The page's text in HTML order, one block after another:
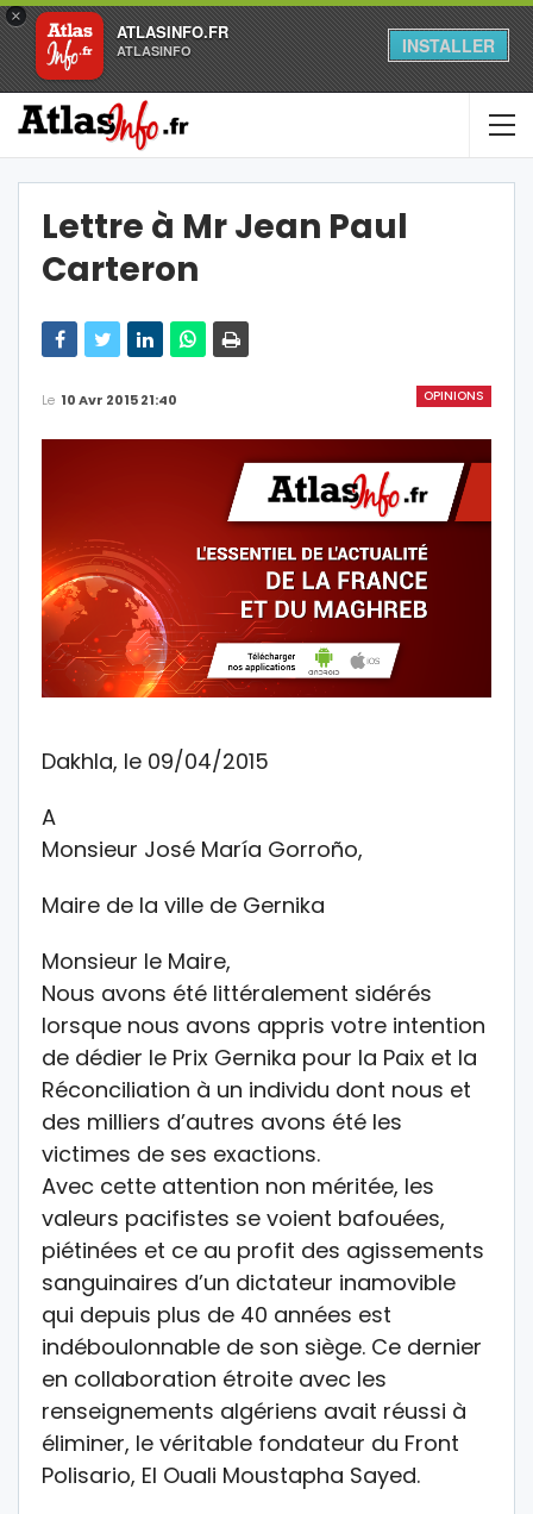
×
ATLASINFO.FR
ATLASINFO INSTALLER
Lettre à Mr Jean Paul
Carteron
OPINIONS
Le 10 Avr 2015 21:40
Dakhla, le 09/04/2015
A
Monsieur José María Gorroño,
Maire de la ville de Gernika
Monsieur le Maire,
Nous avons été littéralement sidérés
lorsque nous avons appris votre intention
de dédier le Prix Gernika pour la Paix et la
Réconciliation à un individu dont nous et
des milliers d’autres avons été les
victimes de ses exactions.
Avec cette attention non méritée, les
valeurs pacifistes se voient bafouées,
piétinées et ce au profit des agissements
sanguinaires d’un dictateur inamovible
qui depuis plus de 40 années est
indéboulonnable de son siège. Ce dernier
en collaboration étroite avec les
renseignements algériens avait réussi à
éliminer, le véritable fondateur du Front
Polisario, El Ouali Moustapha Sayed.